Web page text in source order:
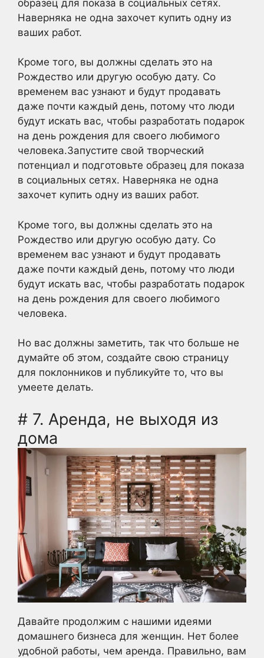
образец для показа в социальных сетях.
Наверняка не одна захочет купить одну из
ваших работ.
Кроме того, вы должны сделать это на
Рождество или другую особую дату. Со
временем вас узнают и будут продавать
даже почти каждый день, потому что люди
будут искать вас, чтобы разработать подарок
на день рождения для своего любимого
человека.Запустите свой творческий
потенциал и подготовьте образец для показа
в социальных сетях. Наверняка не одна
захочет купить одну из ваших работ.
Кроме того, вы должны сделать это на
Рождество или другую особую дату. Со
временем вас узнают и будут продавать
даже почти каждый день, потому что люди
будут искать вас, чтобы разработать подарок
на день рождения для своего любимого
человека.
Но вас должны заметить, так что больше не
думайте об этом, создайте свою страницу
для поклонников и публикуйте то, что вы
умеете делать.
# 7. Аренда, не выходя из
дома
Давайте продолжим с нашими идеями
домашнего бизнеса для женщин. Нет более
удобной работы, чем аренда. Правильно, вам